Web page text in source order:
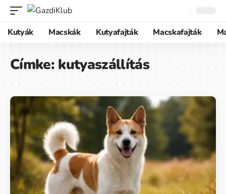
Kutyák Macskák Kutyafajták Macskafajták
Címke:kutyaszállítás